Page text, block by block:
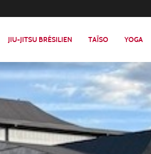
JIU-JITSU BRÉSILIEN TAÏSO YOGA